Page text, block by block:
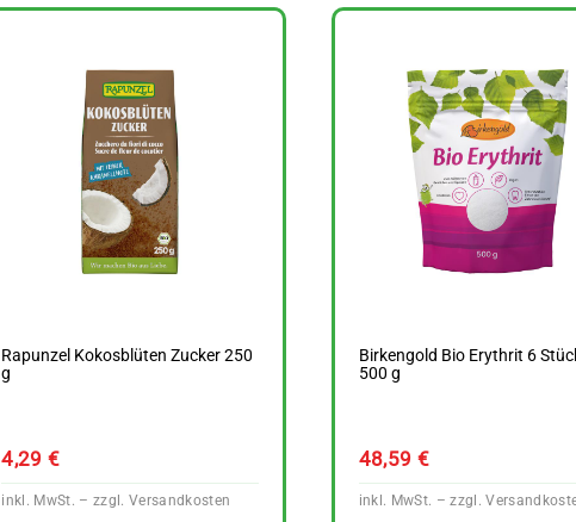
Rapunzel Kokosblüten Zucker 250
g
4,29 €
Birkengold Bio Erythrit 6
500 g
48,59 €